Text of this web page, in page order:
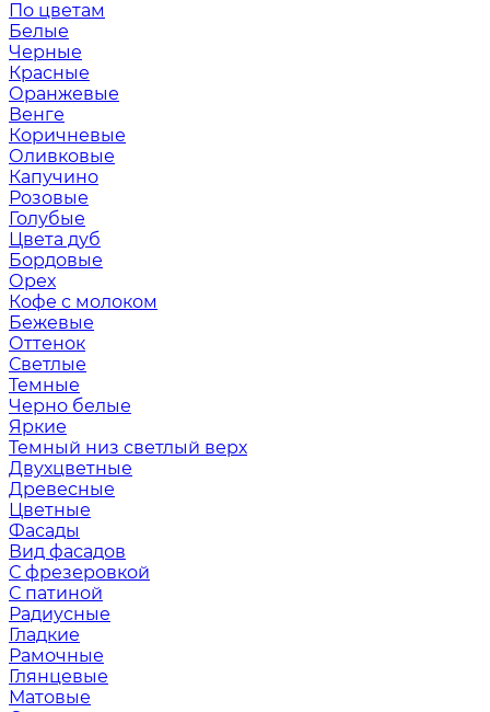
По цветам
Белые
Черные
Красные
Оранжевые
Венге
Коричневые
Оливковые
Капучино
Розовые
Голубые
Цвета дуб
Бордовые
Орех
Кофе с молоком
Бежевые
Оттенок
Светлые
Темные
Черно белые
Яркие
Темный низ светлый верх
Двухцветные
Древесные
Цветные
Фасады
Вид фасадов
С фрезеровкой
С патиной
Радиусные
Гладкие
Рамочные
Глянцевые
Матовые